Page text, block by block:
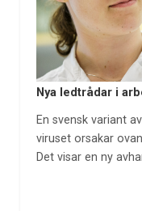
Nya ledtrådar i
En svensk variant
viruset orsakar
Det visar en ny